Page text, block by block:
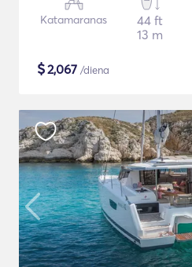
Katamaranas
44 ft
13 m
$2,067 /diena